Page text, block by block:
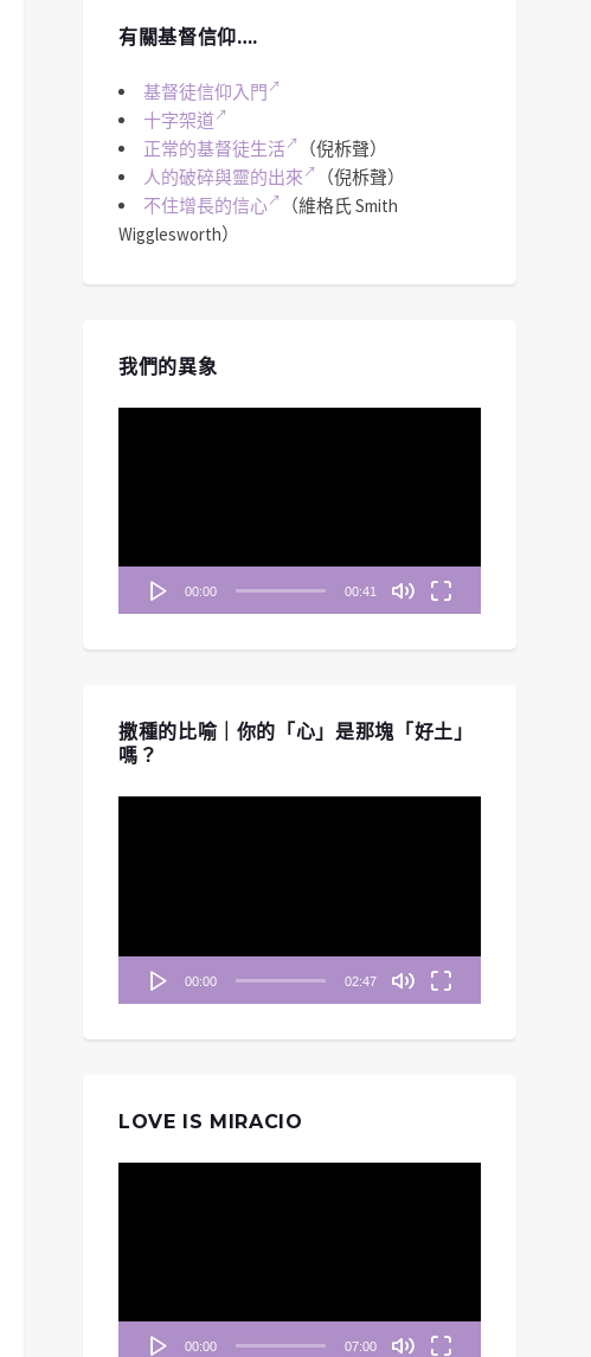
有關基督信仰….
基督徒信仰入門
十字架道
正常的基督徒生活
（倪柝聲）
人的破碎與靈的出來
（倪柝聲）
不住增長的信心
（維格氏 Smith
Wigglesworth）
我們的異象
00:00 00:41
撒種的比喻｜你的「心」是那塊「好土」
嗎？
00:00 02:47
LOVE IS MIRACIO
00:00 07:00